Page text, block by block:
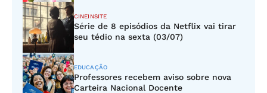
CINEINSITE
Série de 8 episódios da Netflix vai tirar
seu tédio na sexta (03/07)
EDUCAÇÃO
Professores recebem aviso sobre nova
Carteira Nacional Docente